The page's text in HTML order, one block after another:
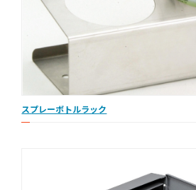
スプレーボトルラック